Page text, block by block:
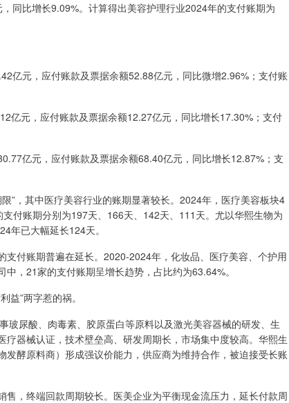
同比增长9.09%。计算得出美容护理行业2024年的支付账期为
元，应付账款及票据余额52.88亿元，同比微增2.96%；支付账
元，应付账款及票据余额12.27亿元，同比增长17.30%；支付
亿元，应付账款及票据余额68.40亿元，同比增长12.87%；支
，其中医疗美容行业的账期显著较长。2024年，医疗美容板块4
付账期分别为197天、166天、142天、111天。尤以华熙生物为
年已大幅延长124天。
付账期普遍在延长。2020-2024年，化妆品、医疗美容、个护用
，21家的支付账期呈增长趋势，占比约为63.64%。
”两字惹的祸。
尿酸、肉毒素、胶原蛋白等原料以及激光美容器械的研发、生
器械认证，技术壁垒高、研发周期长，市场集中度较高。华熙生
酵原料商）形成强议价能力，供应商为维持合作，被迫接受长账
，终端回款周期较长。医美企业为平衡现金流压力，延长付款周